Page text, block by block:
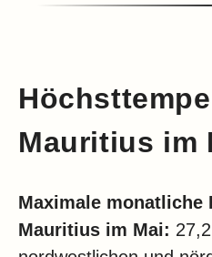
Mauritius im
Maximale monatliche
Mauritius im Mai: